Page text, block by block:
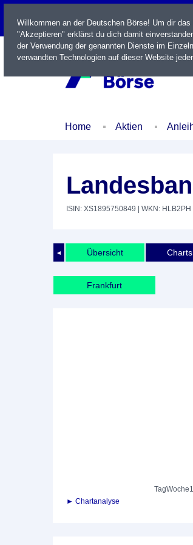
LIVE
Home Aktien
ISIN: XS1895750849 | WKN: HLB2PH
◄ Übersicht Charts
Frankfurt
TagWoche
► Chartanalyse
Willkommen an der Deutschen Börse! Um dir
"Akzeptieren" erklärst du dich damit
der Verwendung der genannten Dienste im
verwandten Technologien auf dieser Website